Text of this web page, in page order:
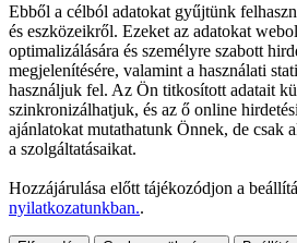
Ebből a célból adatokat gyűjtünk
és eszközeikről. Ezeket az adatokat
optimalizálására és személyre szabott
megjelenítésére, valamint a használati
használjuk fel. Az Ön titkosított adatait
szinkronizálhatjuk, és az ő online
ajánlatokat mutathatunk Önnek, de csak
a szolgáltatásaikat.
Hozzájárulása előtt tájékozódjon a
nyilatkozatunkban..